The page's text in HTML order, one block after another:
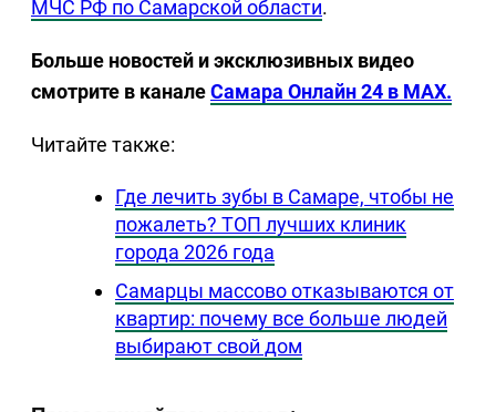
МЧС РФ по Самарской области.
Больше новостей и эксклюзивных видео
смотрите в каналеСамара Онлайн 24 в MAX.
Читайте также:
Где лечить зубы в Самаре, чтобы не
пожалеть? ТОП лучших клиник
города 2026 года
Самарцы массово отказываются от
квартир: почему все больше людей
выбирают свой дом